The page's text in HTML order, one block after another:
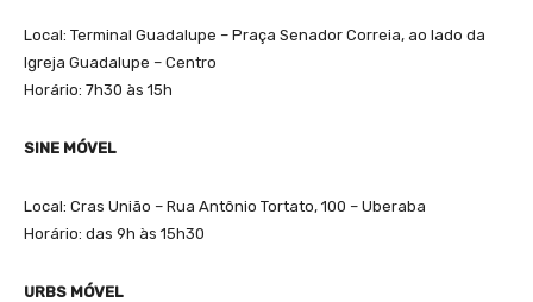
Local: Terminal Guadalupe – Praça Senador Correia, ao lado da
Igreja Guadalupe – Centro
Horário: 7h30 às 15h
SINE MÓVEL
Local: Cras União – Rua Antônio Tortato, 100 – Uberaba
Horário: das 9h às 15h30
URBS MÓVEL